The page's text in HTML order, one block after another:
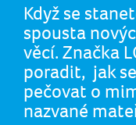
Když se
spousta
věcí. Značka
poradit, jak
pečovat o
nazvané